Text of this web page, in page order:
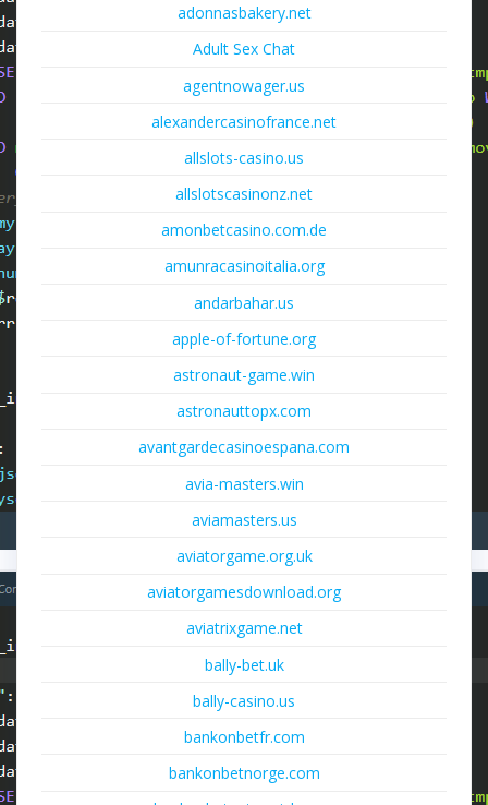
adonnasbakery.net
Adult Sex Chat
agentnowager.us
alexandercasinofrance.net
allslots-casino.us
allslotscasinonz.net
amonbetcasino.com.de
amunracasinoitalia.org
andarbahar.us
apple-of-fortune.org
astronaut-game.win
astronauttopx.com
avantgardecasinoespana.com
avia-masters.win
aviamasters.us
aviatorgame.org.uk
aviatorgamesdownload.org
aviatrixgame.net
bally-bet.uk
bally-casino.us
bankonbetfr.com
bankonbetnorge.com